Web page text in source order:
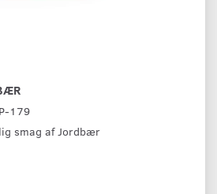
179
smag af Jordbær